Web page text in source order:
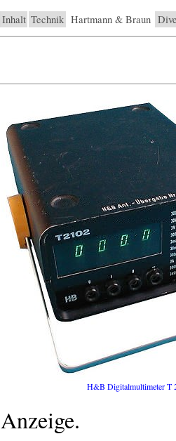
Inhalt Technik Hartmann & Braun
H&B Digitalmultimeter T
Anzeige.